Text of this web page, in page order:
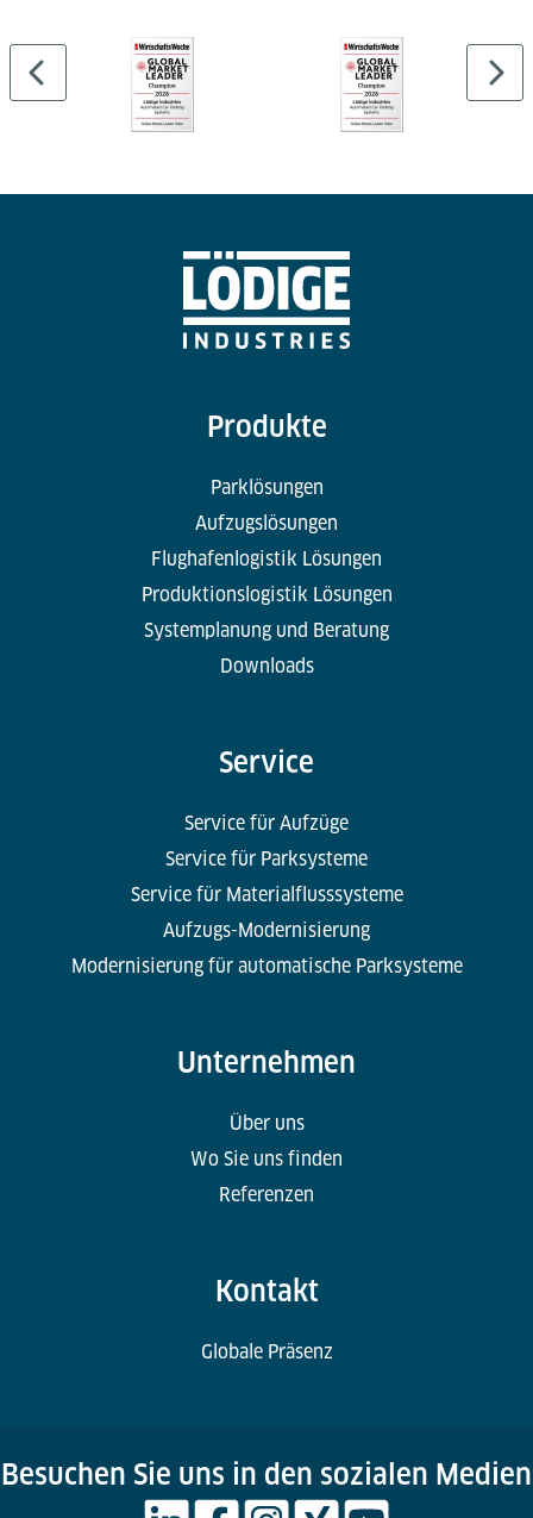
Produkte
Parklösungen
Aufzugslösungen
Flughafenlogistik Lösungen
Produktionslogistik Lösungen
Systemplanung und Beratung
Downloads
Service
Service für Aufzüge
Service für Parksysteme
Service für Materialflusssysteme
Aufzugs-Modernisierung
Modernisierung für automatische Parksysteme
Unternehmen
Über uns
Wo Sie uns finden
Referenzen
Kontakt
Globale Präsenz
Besuchen Sie uns in den sozialen Medien